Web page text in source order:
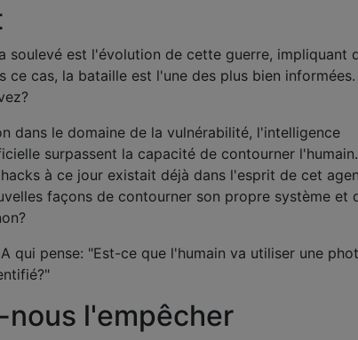
soulevé est l'évolution de cette guerre, impliquant
cas, la bataille est l'une des plus bien informées.
dans le domaine de la vulnérabilité, l'intelligence
surpassent la capacité de contourner
à ce jour existait déjà dans l'esprit de cet
façons de contourner son propre système et
qui pense: "Est-ce que l'humain va utiliser une
l'empêcher